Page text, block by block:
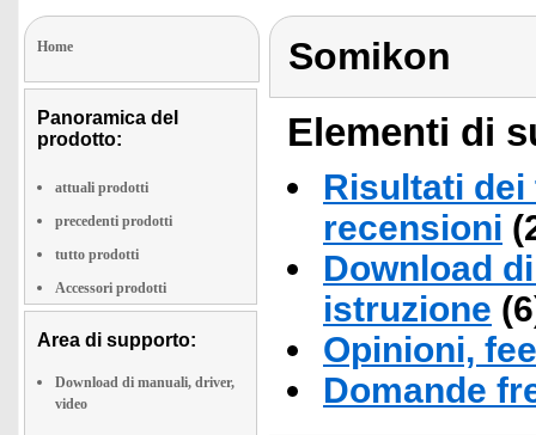
Home
Panoramica del
prodotto:
attuali prodotti
precedenti prodotti
tutto prodotti
Accessori prodotti
Area di supporto:
Download di manuali, driver,
video
Somikon
Elementi di
Risultati
recensioni
Download
istruzione
Opinioni,
Domande